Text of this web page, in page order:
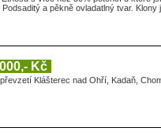
a pěkně ovladatlný tvar.
Kč
Klášterec nad Ohří, Kadaň,